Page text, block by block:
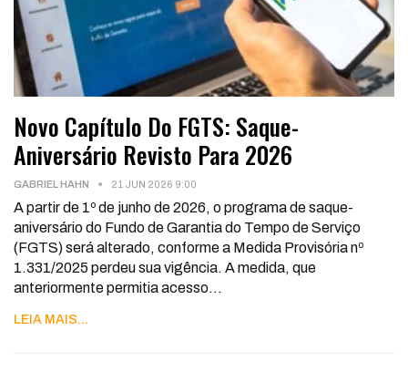
Novo Capítulo Do FGTS: Saque-
Aniversário Revisto Para 2026
GABRIEL HAHN 21 JUN 2026 9:00
A partir de 1º de junho de 2026, o programa de saque-
aniversário do Fundo de Garantia do Tempo de Serviço
(FGTS) será alterado, conforme a Medida Provisória nº
1.331/2025 perdeu sua vigência. A medida, que
anteriormente permitia acesso…
LEIA MAIS...